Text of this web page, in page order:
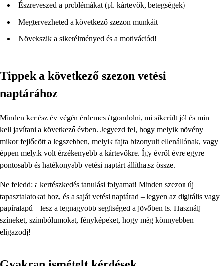
Észreveszed a problémákat (pl. kártevők, betegségek)
Megtervezheted a következő szezon munkáit
Növekszik a sikerélményed és a motivációd!
Tippek a következő szezon vetési
naptárához
Minden kertész év végén érdemes átgondolni, mi sikerült jól és min
kell javítani a következő évben. Jegyezd fel, hogy melyik növény
mikor fejlődött a legszebben, melyik fajta bizonyult ellenállónak, vagy
éppen melyik volt érzékenyebb a kártevőkre. Így évről évre egyre
pontosabb és hatékonyabb vetési naptárt állíthatsz össze.
Ne feledd: a kertészkedés tanulási folyamat! Minden szezon új
tapasztalatokat hoz, és a saját vetési naptárad – legyen az digitális vagy
papíralapú – lesz a legnagyobb segítséged a jövőben is. Használj
színeket, szimbólumokat, fényképeket, hogy még könnyebben
eligazodj!